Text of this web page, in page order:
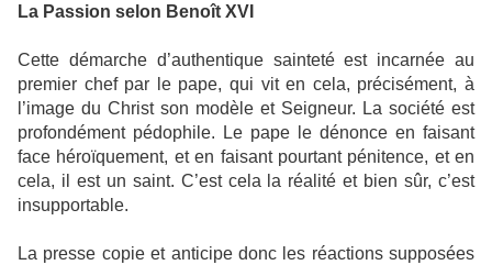
La Passion selon Benoît XVI
Cette démarche d’authentique sainteté est incarnée au
premier chef par le pape, qui vit en cela, précisément, à
l’image du Christ son modèle et Seigneur. La société est
profondément pédophile. Le pape le dénonce en faisant
face héroïquement, et en faisant pourtant pénitence, et en
cela, il est un saint. C’est cela la réalité et bien sûr, c’est
insupportable.
La presse copie et anticipe donc les réactions supposées